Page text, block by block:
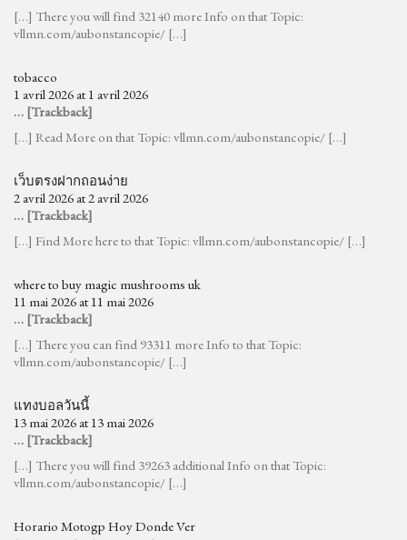
[…] There you will find 32140 more Info on that Topic:
vllmn.com/aubonstancopie/ […]
tobacco
1 avril 2026 at 1 avril 2026
… [Trackback]
[…] Read More on that Topic: vllmn.com/aubonstancopie/ […]
เว็บตรงฝากถอนง่าย
2 avril 2026 at 2 avril 2026
… [Trackback]
[…] Find More here to that Topic: vllmn.com/aubonstancopie/ […]
where to buy magic mushrooms uk
11 mai 2026 at 11 mai 2026
… [Trackback]
[…] There you can find 93311 more Info to that Topic:
vllmn.com/aubonstancopie/ […]
แทงบอลวันนี้
13 mai 2026 at 13 mai 2026
… [Trackback]
[…] There you will find 39263 additional Info on that Topic:
vllmn.com/aubonstancopie/ […]
Horario Motogp Hoy Donde Ver